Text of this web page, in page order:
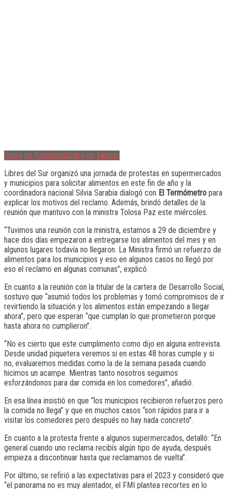
Share on FacebookShare on Twitter
Libres del Sur organizó una jornada de protestas en supermercados
y municipios para solicitar alimentos en este fin de año y la
coordinadora nacional Silvia Sarabia dialogó con El Termómetro para
explicar los motivos del reclamo. Además, brindó detalles de la
reunión que mantuvo con la ministra Tolosa Paz este miércoles.
“Tuvimos una reunión con la ministra, estamos a 29 de diciembre y
hace dos días empezaron a entregarse los alimentos del mes y en
algunos lugares todavía no llegaron. La Ministra firmó un refuerzo de
alimentos para los municipios y eso en algunos casos no llegó por
eso el reclamo en algunas comunas”, explicó.
En cuanto a la reunión con la titular de la cartera de Desarrollo Social,
sostuvo que “asumió todos los problemas y tomó compromisos de ir
revirtiendo la situación y los alimentos están empezando a llegar
ahora”, pero que esperan “que cumplan lo que prometieron porque
hasta ahora no cumplieron”.
“No es cierto que este cumplimento como dijo en alguna entrevista.
Desde unidad piquetera veremos si en estas 48 horas cumple y si
no, evaluaremos medidas como la de la semana pasada cuando
hicimos un acampe. Mientras tanto nosotros seguimos
esforzándonos para dar comida en los comedores”, añadió.
En esa línea insistió en que “los municipios recibieron refuerzos pero
la comida no llega” y que en muchos casos “son rápidos para ir a
visitar los comedores pero después no hay nada concreto”.
En cuanto a la protesta frente a algunos supermercados, detalló: “En
general cuando uno reclama recibís algún tipo de ayuda, después
empieza a discontinuar hasta que reclamamos de vuelta”.
Por último, se refirió a las expectativas para el 2023 y consideró que
“el panorama no es muy alentador, el FMI plantea recortes en lo